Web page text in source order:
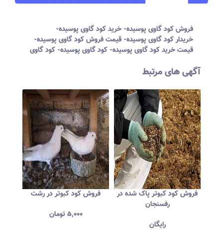
فروش کود گاوی پوسیده- خرید کود گاوی پوسیده-
خریدار کود گاوی پوسیده- قیمت فروش کود گاوی پوسیده-
قیمت خرید کود گاوی پوسیده- کود گاوی پوسیده- کود گاوی
آگهی های مرتبط
فروش کود کبوتر در رشت
۵,۰۰۰ تومان
فروش کود کبوتر پاک شده در
رفسنجان
رایگان